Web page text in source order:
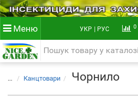
Меню УКР | РУС 0
... Канцтовари Чорнило